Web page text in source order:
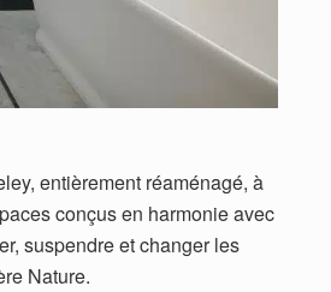
entièrement réaménagé, à
conçus en harmonie avec
suspendre et changer les
Nature.